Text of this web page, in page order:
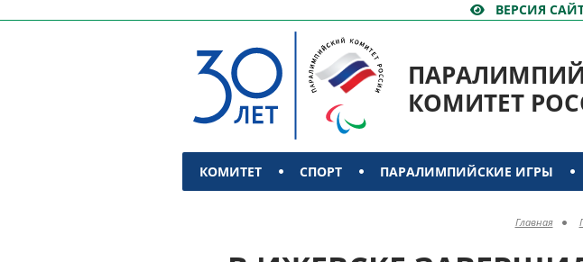
ВЕРСИЯ
КОМИТЕТ
КОМИТЕТ СПОРТ ПАРАЛИМПИЙСКИЕ ИГРЫ
Главная